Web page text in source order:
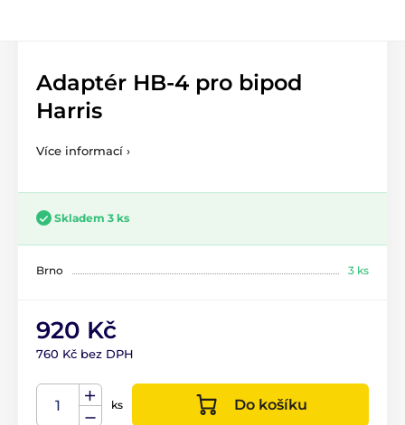
Adaptér HB-4 pro bipod
Harris
Více informací ›
Skladem 3 ks
Brno 3 ks
920 Kč
760 Kč bez DPH
ks Do košíku